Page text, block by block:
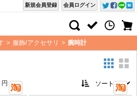
会員ログイン
新規会員登録
> 服飾/アクセサリ > 腕時計
円